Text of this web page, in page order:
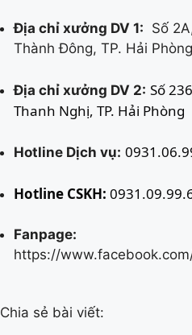
Địa chỉ xưởng DV 1: Số
Thành Đông, TP. Hải
Địa chỉ xưởng DV 2: Số
Thanh Nghị, TP. Hải Phòng
Hotline Dịch vụ:
Hotline CSKH:
Fanpage:
https://
Chia sẻ bài viết: